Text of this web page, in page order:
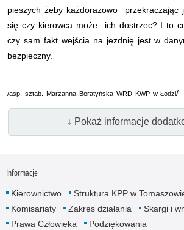
pieszych żeby każdorazowo przekraczając
się czy kierowca może ich dostrzec? I to
czy sam fakt wejścia na jezdnię jest w
bezpieczny.
/asp. sztab. Marzanna Boratyńska WRD KWP w Łodzi/
↓ Pokaż informacje
Informacje
Kierownictwo
Struktura KPP w
Komisariaty
Zakres działania
Skargi i
Prawa Człowieka
Podziękowania